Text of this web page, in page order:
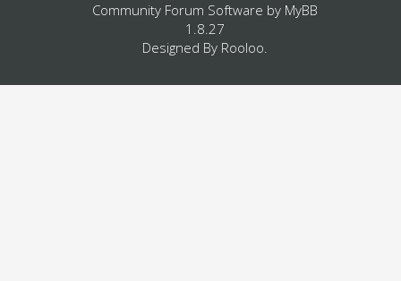
Community Forum Software by MyBB
1.8.27
Designed By Rooloo.